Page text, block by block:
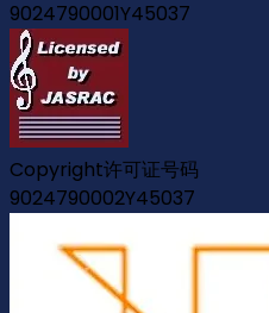
9024790001Y45037
Copyright许可证号码
9024790002Y45037